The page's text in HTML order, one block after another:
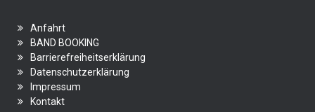
Anfahrt
BAND BOOKING
Barrierefreiheitserklärung
Datenschutzerklärung
Impressum
Kontakt